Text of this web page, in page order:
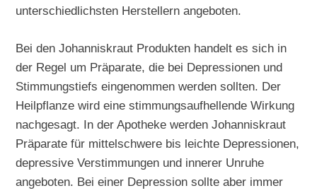
unterschiedlichsten Herstellern angeboten.
Bei den Johanniskraut Produkten handelt es sich in
der Regel um Präparate, die bei Depressionen und
Stimmungstiefs eingenommen werden sollten. Der
Heilpflanze wird eine stimmungsaufhellende Wirkung
nachgesagt. In der Apotheke werden Johanniskraut
Präparate für mittelschwere bis leichte Depressionen,
depressive Verstimmungen und innerer Unruhe
angeboten. Bei einer Depression sollte aber immer